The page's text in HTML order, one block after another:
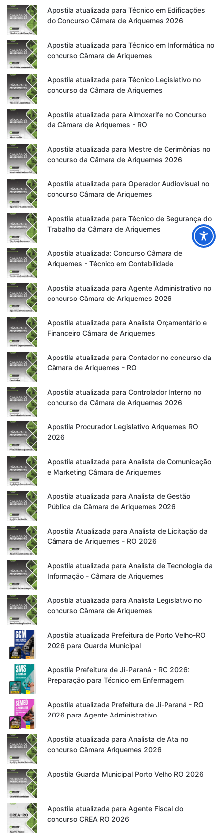
Apostila atualizada para Técnico em Edificações
do Concurso Câmara de Ariquemes 2026
Apostila atualizada para Técnico em Informática no
concurso Câmara de Ariquemes
Apostila atualizada para Técnico Legislativo no
concurso da Câmara de Ariquemes
Apostila atualizada para Almoxarife no Concurso
da Câmara de Ariquemes - RO
Apostila atualizada para Mestre de Cerimônias no
concurso da Câmara de Ariquemes 2026
Apostila atualizada para Operador Audiovisual no
concurso Câmara de Ariquemes
Apostila atualizada para Técnico de Segurança do
Trabalho da Câmara de Ariquemes
Apostila atualizada: Concurso Câmara de
Ariquemes - Técnico em Contabilidade
Apostila atualizada para Agente Administrativo no
concurso Câmara de Ariquemes 2026
Apostila atualizada para Analista Orçamentário e
Financeiro Câmara de Ariquemes
Apostila atualizada para Contador no concurso da
Câmara de Ariquemes - RO
Apostila atualizada para Controlador Interno no
concurso da Câmara de Ariquemes 2026
Apostila Procurador Legislativo Ariquemes RO
2026
Apostila atualizada para Analista de Comunicação
e Marketing Câmara de Ariquemes
Apostila atualizada para Analista de Gestão
Pública da Câmara de Ariquemes 2026
Apostila Atualizada para Analista de Licitação da
Câmara de Ariquemes - RO 2026
Apostila atualizada para Analista de Tecnologia da
Informação - Câmara de Ariquemes
Apostila atualizada para Analista Legislativo no
concurso Câmara de Ariquemes
Apostila atualizada Prefeitura de Porto Velho-RO
2026 para Guarda Municipal
Apostila Prefeitura de Ji-Paraná - RO 2026:
Preparação para Técnico em Enfermagem
Apostila atualizada Prefeitura de Ji-Paraná - RO
2026 para Agente Administrativo
Apostila atualizada para Analista de Ata no
concurso Câmara Ariquemes 2026
Apostila Guarda Municipal Porto Velho RO 2026
Apostila atualizada para Agente Fiscal do
concurso CREA RO 2026